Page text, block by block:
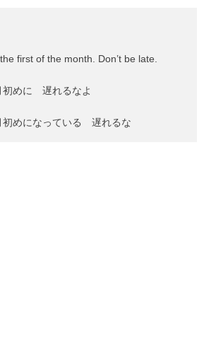
first of the month. Don’t be late.
初めに 遅れるなよ
めになっている 遅れるな